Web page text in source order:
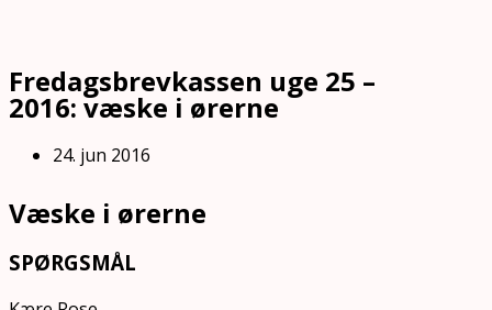
Fredagsbrevkassen uge 25 –
2016: væske i ørerne
24. jun 2016
Væske i ørerne
SPØRGSMÅL